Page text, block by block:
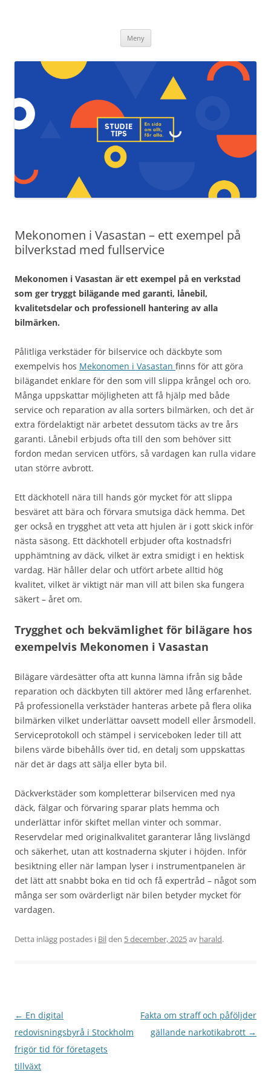
Meny Hoppa
innehåll
Mekonomen i Vasastan – ett exempel på
bilverkstad med fullservice
Mekonomen i Vasastan är ett exempel på en verkstad
som ger tryggt bilägande med garanti, lånebil,
kvalitetsdelar och professionell hantering av alla
bilmärken.
Pålitliga verkstäder för bilservice och däckbyte som
exempelvis hos Mekonomen i Vasastan finns för att göra
bilägandet enklare för den som vill slippa krångel och oro.
Många uppskattar möjligheten att få hjälp med både
service och reparation av alla sorters bilmärken, och det är
extra fördelaktigt när arbetet dessutom täcks av tre års
garanti. Lånebil erbjuds ofta till den som behöver sitt
fordon medan servicen utförs, så vardagen kan rulla vidare
utan större avbrott.
Ett däckhotell nära till hands gör mycket för att slippa
besväret att bära och förvara smutsiga däck hemma. Det
ger också en trygghet att veta att hjulen är i gott skick inför
nästa säsong. Ett däckhotell erbjuder ofta kostnadsfri
upphämtning av däck, vilket är extra smidigt i en hektisk
vardag. Här håller delar och utfört arbete alltid hög
kvalitet, vilket är viktigt när man vill att bilen ska fungera
säkert – året om.
Trygghet och bekvämlighet för bilägare hos
exempelvis Mekonomen i Vasastan
Bilägare värdesätter ofta att kunna lämna ifrån sig både
reparation och däckbyten till aktörer med lång erfarenhet.
På professionella verkstäder hanteras arbete på flera olika
bilmärken vilket underlättar oavsett modell eller årsmodell.
Serviceprotokoll och stämpel i serviceboken leder till att
bilens värde bibehålls över tid, en detalj som uppskattas
när det är dags att sälja eller byta bil.
Däckverkstäder som kompletterar bilservicen med nya
däck, fälgar och förvaring sparar plats hemma och
underlättar inför skiftet mellan vinter och sommar.
Reservdelar med originalkvalitet garanterar lång livslängd
och säkerhet, utan att kostnaderna skjuter i höjden. Inför
besiktning eller när lampan lyser i instrumentpanelen är
det lätt att snabbt boka en tid och få expertråd – något som
många ser som ovärderligt när bilen betyder mycket för
vardagen.
Detta inlägg postades i Bilden 5 december, 2025av harald.
Inläggsnavigering
← En digital
redovisningsbyrå i Stockholm
frigör tid för företagets
tillväxt
Fakta om straff och påföljder
gällande narkotikabrott →